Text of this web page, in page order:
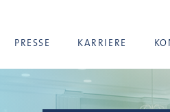
PRESSE KARRIERE